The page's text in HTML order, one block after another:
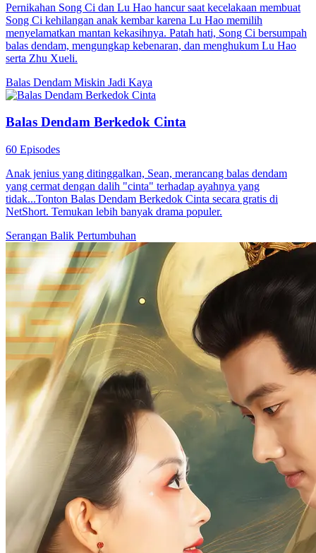
Pernikahan Song Ci dan Lu Hao hancur saat kecelakaan membuat
Song Ci kehilangan anak kembar karena Lu Hao memilih
menyelamatkan mantan kekasihnya. Patah hati, Song Ci bersumpah
balas dendam, mengungkap kebenaran, dan menghukum Lu Hao
serta Zhu Xueli.
Balas Dendam Miskin Jadi Kaya
Balas Dendam Berkedok Cinta
60 Episodes
Anak jenius yang ditinggalkan, Sean, merancang balas dendam
yang cermat dengan dalih "cinta" terhadap ayahnya yang
tidak...Tonton Balas Dendam Berkedok Cinta secara gratis di
NetShort. Temukan lebih banyak drama populer.
Serangan Balik Pertumbuhan